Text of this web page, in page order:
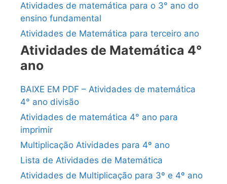
Atividades de matemática para o 3° ano do
ensino fundamental
Atividades de Matemática para terceiro ano
Atividades de Matemática 4°
ano
BAIXE EM PDF – Atividades de matemática
4° ano divisão
Atividades de matemática 4° ano para
imprimir
Multiplicação Atividades para 4º ano
Lista de Atividades de Matemática
Atividades de Multiplicação para 3º e 4º ano